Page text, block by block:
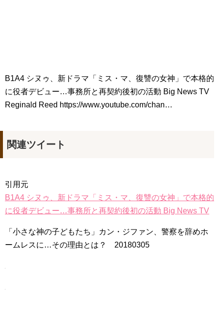
B1A4 シヌゥ、新ドラマ「ミス・マ、復讐の女神」で本格的
に役者デビュー…事務所と再契約後初の活動 Big News TV
Reginald Reed https://www.youtube.com/chan…
関連ツイート
引用元
B1A4 シヌゥ、新ドラマ「ミス・マ、復讐の女神」で本格的
に役者デビュー…事務所と再契約後初の活動 Big News TV
「小さな神の子どもたち」カン・ジファン、警察を辞めホ
ームレスに…その理由とは？ 20180305